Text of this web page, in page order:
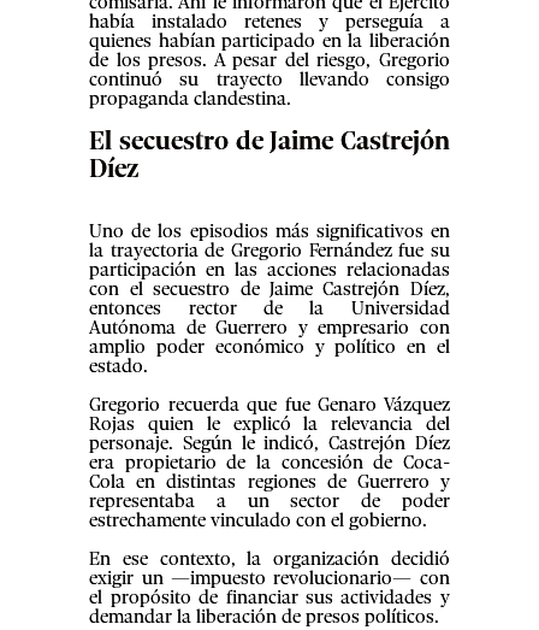
había instalado retenes y perseguía a
quienes habían participado en la liberación
de los presos. A pesar del riesgo, Gregorio
continuó su trayecto llevando consigo
propaganda clandestina.
El secuestro de Jaime Castrejón
Díez
Uno de los episodios más significativos en
la trayectoria de Gregorio Fernández fue su
participación en las acciones relacionadas
con el secuestro de Jaime Castrejón Díez,
entonces rector de la Universidad
Autónoma de Guerrero y empresario con
amplio poder económico y político en el
estado.
Gregorio recuerda que fue Genaro Vázquez
Rojas quien le explicó la relevancia del
personaje. Según le indicó, Castrejón Díez
era propietario de la concesión de Coca-
Cola en distintas regiones de Guerrero y
representaba a un sector de poder
estrechamente vinculado con el gobierno.
En ese contexto, la organización decidió
exigir un —impuesto revolucionario— con
el propósito de financiar sus actividades y
demandar la liberación de presos políticos.